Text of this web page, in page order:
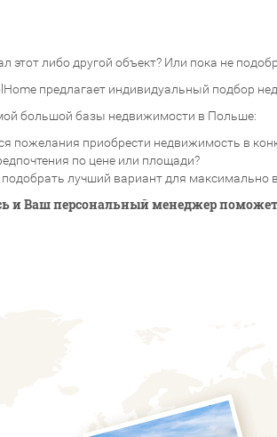
этот либо другой объект? Или пока не
предлагает индивидуальный подбор
большой базы недвижимости в Польше:
пожелания приобрести недвижимость в
по цене или площади?
подобрать лучший вариант для максимально
и Ваш персональный менеджер